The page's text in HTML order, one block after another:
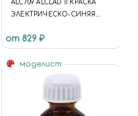
ALC709 ALCLAD II КРАСКА
ЭЛЕКТРИЧЕСКО-СИНЯЯ
от 829 ₽
моделист